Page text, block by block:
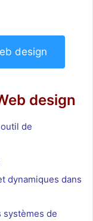
design
design
de
dynamiques dans
systèmes de